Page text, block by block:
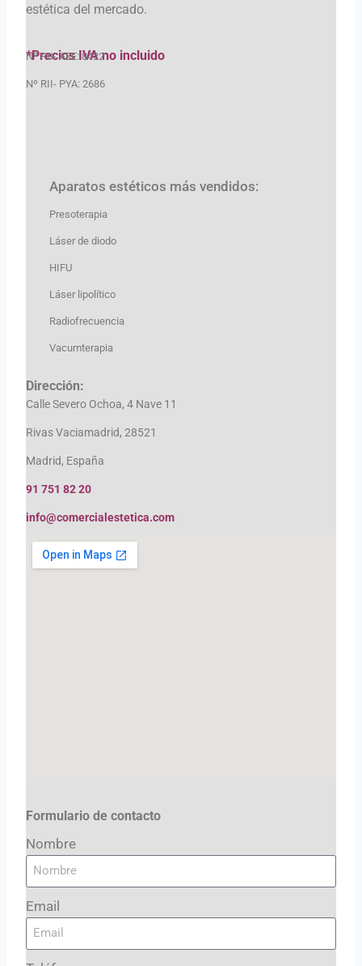
estética del mercado.
*Precios IVA no incluido
Nº RII- AEE: 8422
Nº RII- PYA: 2686
Aparatos estéticos más vendidos:
Presoterapia
Láser de diodo
HIFU
Láser lipolítico
Radiofrecuencia
Vacumterapia
Dirección:
Calle Severo Ochoa, 4 Nave 11
Rivas Vaciamadrid, 28521
Madrid, España
91 751 82 20
info@comercialestetica.com
Formulario de contacto
Nombre
Email